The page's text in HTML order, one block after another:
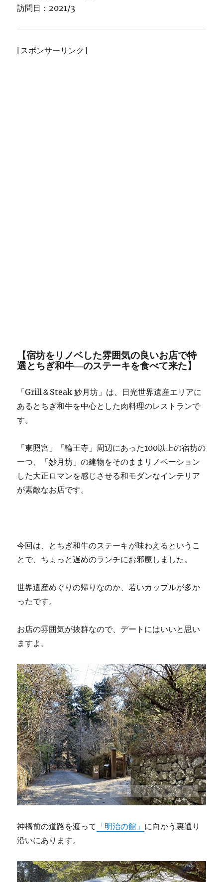
訪問日：2021/3
[スポンサーリンク]
【宿坊をリノベした雰囲気の良いお店で特
選とちぎ和牛―のステーキを食べて来た】
「Grill＆Steak 妙月坊」は、日光世界遺産エリアに
あるとちぎ和牛を中心とした肉料理のレストランで
す。
「東照宮」「輪王寺」周辺にあった100以上の宿坊の
一つ、「妙月坊」の建物をそのままリノベーション
した大正ロマンを感じさせる和モダンなインテリア
が素敵なお店です。
今回は、とちぎ和牛のステーキが味わえるというこ
とで、ちょっと遅めのランチにお邪魔しました。
世界遺産めぐりの帰りなのか、若いカップルが多か
ったです。
お店の雰囲気が抜群なので、デートにはいいと思い
ますよ。
神橋前の道路を渡って 「明治の館」 に向かう裏通り
沿いにあります。